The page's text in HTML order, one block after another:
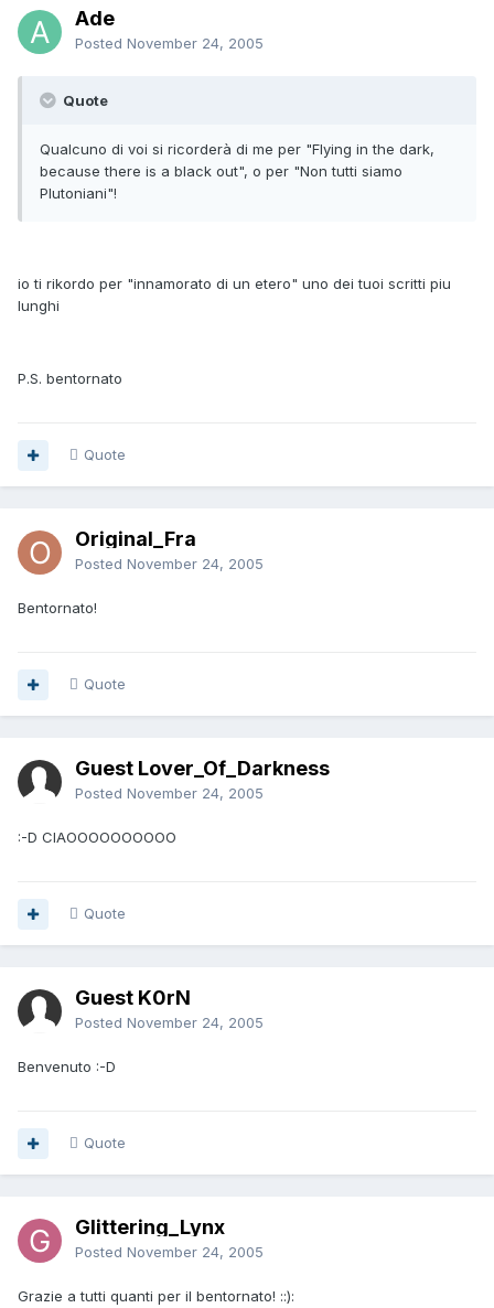
Ade
Posted November 24, 2005
Quote
Qualcuno di voi si ricorderà di me per "Flying in the dark,
because there is a black out", o per "Non tutti siamo
Plutoniani"!
io ti rikordo per "innamorato di un etero" uno dei tuoi scritti piu
lunghi
P.S. bentornato
Quote
Original_Fra
Posted November 24, 2005
Bentornato!
Quote
Guest Lover_Of_Darkness
Posted November 24, 2005
:-D CIAOOOOOOOOOO
Quote
Guest K0rN
Posted November 24, 2005
Benvenuto :-D
Quote
Glittering_Lynx
Posted November 24, 2005
Grazie a tutti quanti per il bentornato! ::):